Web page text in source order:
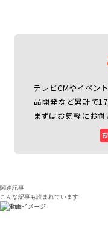
テレビCMやイベン
品開発など累計で
まずはお気軽にお問
関連記事
こんな記事も読まれています